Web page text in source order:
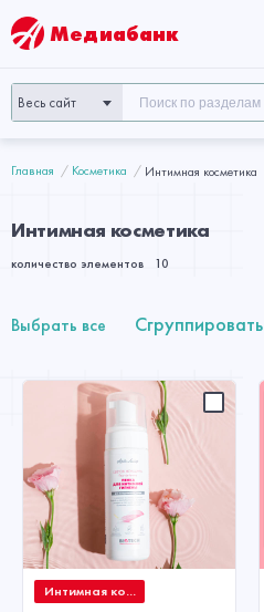
Медиабанк
Весь сайт
Главная Косметика Интимная косметика
Интимная косметика
количество элементов 10
Выбрать все Сгруппировать
Интимная ко...